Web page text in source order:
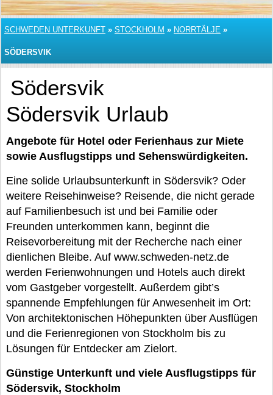
SCHWEDEN UNTERKUNFT » STOCKHOLM » NORRTÄLJE »
SÖDERSVIK
Södersvik
Södersvik Urlaub
Angebote für Hotel oder Ferienhaus zur Miete
sowie Ausflugstipps und Sehenswürdigkeiten.
Eine solide Urlaubsunterkunft in Södersvik? Oder
weitere Reisehinweise? Reisende, die nicht gerade
auf Familienbesuch ist und bei Familie oder
Freunden unterkommen kann, beginnt die
Reisevorbereitung mit der Recherche nach einer
dienlichen Bleibe. Auf www.schweden-netz.de
werden Ferienwohnungen und Hotels auch direkt
vom Gastgeber vorgestellt. Außerdem gibt’s
spannende Empfehlungen für Anwesenheit im Ort:
Von architektonischen Höhepunkten über Ausflügen
und die Ferienregionen von Stockholm bis zu
Lösungen für Entdecker am Zielort.
Günstige Unterkunft und viele Ausflugstipps für
Södersvik, Stockholm